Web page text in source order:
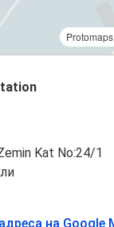
Protomaps
Kat No:24/1
на Google